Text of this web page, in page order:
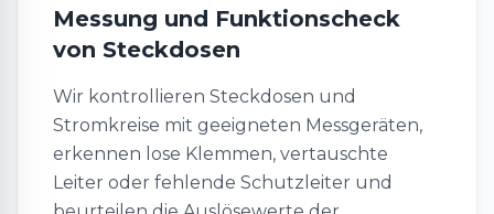
Messung und Funktionscheck
von Steckdosen
Wir kontrollieren Steckdosen und
Stromkreise mit geeigneten Messgeräten,
erkennen lose Klemmen, vertauschte
Leiter oder fehlende Schutzleiter und